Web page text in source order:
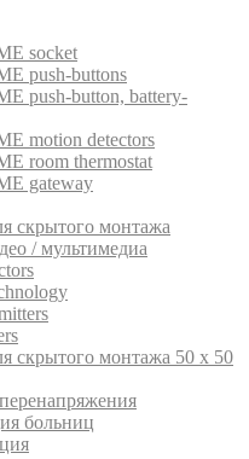
socket
push-buttons
push-button, battery-
motion detectors
room thermostat
gateway
скрытого монтажа
/ мультимедиа
скрытого монтажа 50 x 50
больниц